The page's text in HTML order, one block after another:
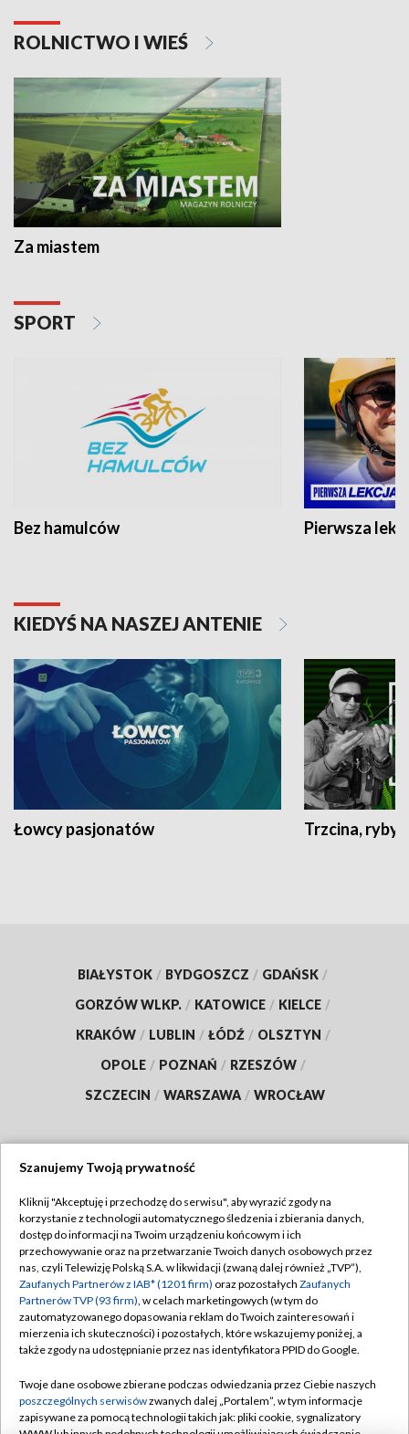
ROLNICTWO I WIEŚ
Za miastem
SPORT
Bez hamulców Pierwsza
KIEDYŚ NA NASZEJ ANTENIE
Łowcy pasjonatów Trzcina, ryby
BIAŁYSTOK / BYDGOSZCZ / GDAŃSK /
GORZÓW WLKP. / KATOWICE / KIELCE /
KRAKÓW / LUBLIN / ŁÓDŹ / OLSZTYN /
OPOLE / POZNAŃ / RZESZÓW /
SZCZECIN / WARSZAWA / WROCŁAW
TVP
Abonament TVP
Emisja w TVP
Centrum informacji TVP
Naziemna Telewizja Cyfrowa
Rada Programowa
System NOS
Regulamin TVP
Polityka prywatności
Moje zgody
Pomoc
Kontakt
Szanujemy Twoją prywatność
Kliknij "Akceptuję i przechodzę do serwisu", aby wyrazić zgody na
korzystanie z technologii automatycznego śledzenia i zbierania danych,
dostęp do informacji na Twoim urządzeniu końcowym i ich
przechowywanie oraz na przetwarzanie Twoich danych osobowych przez
nas, czyli Telewizję Polską S.A. w likwidacji (zwaną dalej również „TVP”),
Zaufanych Partnerów z IAB* (1201 firm) oraz pozostałych Zaufanych
Partnerów TVP (93 firm), w celach marketingowych (w tym do
zautomatyzowanego dopasowania reklam do Twoich zainteresowań i
mierzenia ich skuteczności) i pozostałych, które wskazujemy poniżej, a
także zgody na udostępnianie przez nas identyfikatora PPID do Google.
Twoje dane osobowe zbierane podczas odwiedzania przez Ciebie naszych
poszczególnych serwisówzwanych dalej „Portalem”, w tym informacje
zapisywane za pomocą technologii takich jak: pliki cookie, sygnalizatory